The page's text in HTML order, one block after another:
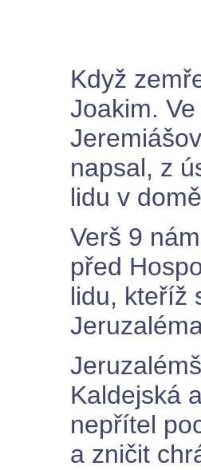
Když
Joakim.
napsal, z
lidu v
Verš 9
před
lidu, kteříž
Kaldejská
nepřítel
a zničit